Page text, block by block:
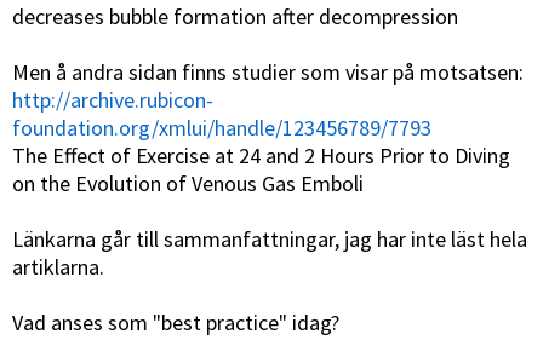
decreases bubble formation after decompression
Men å andra sidan finns studier som visar på motsatsen:
http://archive.rubicon-
foundation.org/xmlui/handle/123456789/7793
The Effect of Exercise at 24 and 2 Hours Prior to Diving
on the Evolution of Venous Gas Emboli
Länkarna går till sammanfattningar, jag har inte läst hela
artiklarna.
Vad anses som "best practice" idag?